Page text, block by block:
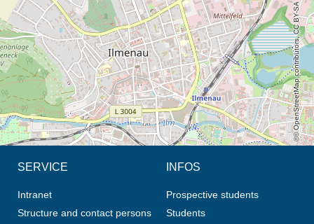
© OpenStreetMap contributors, CC BY-SA
SERVICE
Intranet
Structure and contact persons
INFOS
Prospective students
Students